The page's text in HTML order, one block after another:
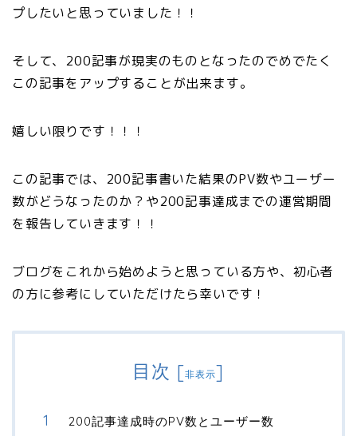
プしたいと思っていました！！
そして、200記事が現実のものとなったのでめでたく
この記事をアップすることが出来ます。
嬉しい限りです！！！
この記事では、200記事書いた結果のPV数やユーザー
数がどうなったのか？や200記事達成までの運営期間
を報告していきます！！
ブログをこれから始めようと思っている方や、初心者
の方に参考にしていただけたら幸いです！
目次 [非表示]
200記事達成時のPV数とユーザー数